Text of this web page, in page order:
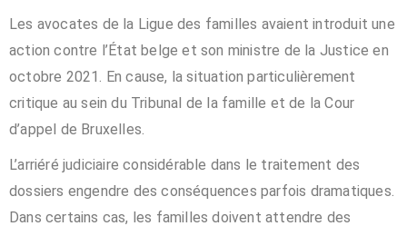
Les avocates de la Ligue des familles avaient introduit une
action contre l’État belge et son ministre de la Justice en
octobre 2021. En cause, la situation particulièrement
critique au sein du Tribunal de la famille et de la Cour
d’appel de Bruxelles.
L’arriéré judiciaire considérable dans le traitement des
dossiers engendre des conséquences parfois dramatiques.
Dans certains cas, les familles doivent attendre des